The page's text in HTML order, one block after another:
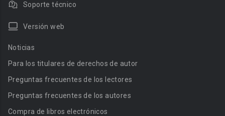
Soporte técnico
Versión web
Noticias
Para los titulares de derechos de autor
Preguntas frecuentes de los lectores
Preguntas frecuentes de los autores
Compra de libros electrónicos